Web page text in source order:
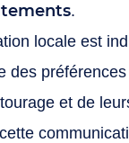
.
locale est
des
et de